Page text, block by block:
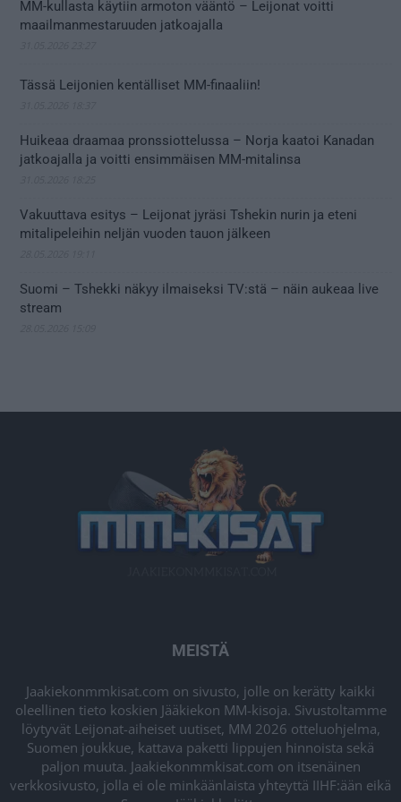
MM-kullasta käytiin armoton vääntö – Leijonat voitti
maailmanmestaruuden jatkoajalla
Tässä Leijonien kentälliset MM-finaaliin!
Huikeaa draamaa pronssiottelussa – Norja kaatoi Kanadan
jatkoajalla ja voitti ensimmäisen MM-mitalinsa
Vakuuttava esitys – Leijonat jyräsi Tshekin nurin ja eteni
mitalipeleihin neljän vuoden tauon jälkeen
Suomi – Tshekki näkyy ilmaiseksi TV:stä – näin aukeaa live
stream
MEISTÄ
Jaakiekonmmkisat.com on sivusto, jolle on kerätty kaikki
oleellinen tieto koskien Jääkiekon MM-kisoja. Sivustoltamme
löytyvät Leijonat-aiheiset uutiset, MM 2026 otteluohjelma,
Suomen joukkue, kattava paketti lippujen hinnoista sekä
paljon muuta. Jaakiekonmmkisat.com on itsenäinen
verkkosivusto, jolla ei ole minkäänlaista yhteyttä IIHF:ään eikä